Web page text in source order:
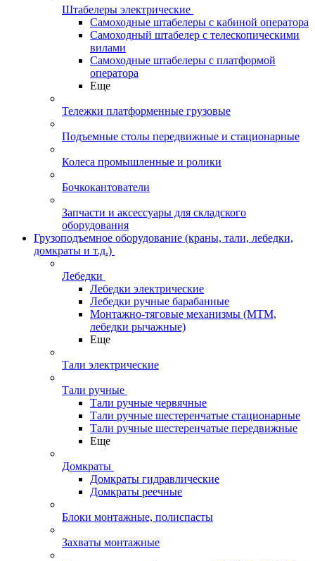
Штабелеры электрические
Самоходные штабелеры с кабиной оператора
Самоходный штабелер с телескопическими
вилами
Самоходные штабелеры с платформой
оператора
Еще
Тележки платформенные грузовые
Подъемные столы передвижные и стационарные
Колеса промышленные и ролики
Бочкокантователи
Запчасти и аксессуары для складского
оборудования
Грузоподъемное оборудование (краны, тали, лебедки,
домкраты и т.д.)
Лебедки
Лебедки электрические
Лебедки ручные барабанные
Монтажно-тяговые механизмы (МТМ,
лебедки рычажные)
Еще
Тали электрические
Тали ручные
Тали ручные червячные
Тали ручные шестеренчатые стационарные
Тали ручные шестеренчатые передвижные
Еще
Домкраты
Домкраты гидравлические
Домкраты реечные
Блоки монтажные, полиспасты
Захваты монтажные